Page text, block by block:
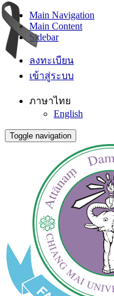
Main Navigation
Main Content
Sidebar
ลงทะเบียน
เข้าสู่ระบบ
ภาษาไทย
English
Toggle navigation